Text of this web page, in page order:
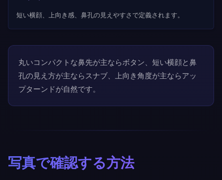
短い横顔、上向き感、鼻孔の見えやすさで定義されます。
丸いコンパクトな鼻先が主ならボタン、短い横顔と鼻
孔の見え方が主ならスナブ、上向き角度が主ならアッ
プターンドが自然です。
写真で確認する方法